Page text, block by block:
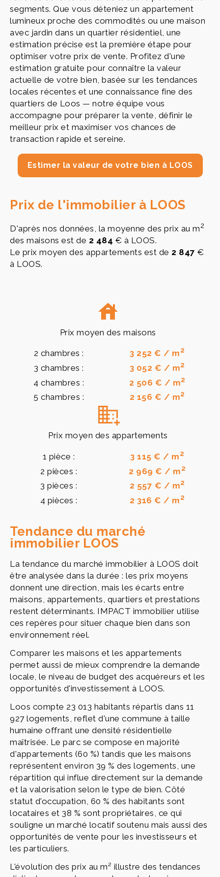
segments. Que vous déteniez un appartement
lumineux proche des commodités ou une maison
avec jardin dans un quartier résidentiel, une
estimation précise est la première étape pour
optimiser votre prix de vente. Profitez d'une
estimation gratuite pour connaître la valeur
actuelle de votre bien, basée sur les tendances
locales récentes et une connaissance fine des
quartiers de Loos — notre équipe vous
accompagne pour préparer la vente, définir le
meilleur prix et maximiser vos chances de
transaction rapide et sereine.
Estimer la valeur de votre bien à LOOS
Prix de l'immobilier à LOOS
D'après nos données, la moyenne des prix au m2
des maisons est de 2 484 € à LOOS.
Le prix moyen des appartements est de 2 847 €
à LOOS.
Prix moyen des maisons
2 chambres : 3 252 € / m2
3 chambres : 3 052 € / m2
4 chambres : 2 506 € / m2
5 chambres : 2 156 € / m2
Prix moyen des appartements
1 pièce : 3 115 € / m2
2 pièces : 2 969 € / m2
3 pièces : 2 557 € / m2
4 pièces : 2 316 € / m2
Tendance du marché
immobilier LOOS
La tendance du marché immobilier à LOOS doit
être analysée dans la durée : les prix moyens
donnent une direction, mais les écarts entre
maisons, appartements, quartiers et prestations
restent déterminants. IMPACT immobilier utilise
ces repères pour situer chaque bien dans son
environnement réel.
Comparer les maisons et les appartements
permet aussi de mieux comprendre la demande
locale, le niveau de budget des acquéreurs et les
opportunités d'investissement à LOOS.
Loos compte 23 013 habitants répartis dans 11
927 logements, reflet d'une commune à taille
humaine offrant une densité résidentielle
maîtrisée. Le parc se compose en majorité
d'appartements (60 %) tandis que les maisons
représentent environ 39 % des logements, une
répartition qui influe directement sur la demande
et la valorisation selon le type de bien. Côté
statut d'occupation, 60 % des habitants sont
locataires et 38 % sont propriétaires, ce qui
souligne un marché locatif soutenu mais aussi des
opportunités de vente pour les investisseurs et
les particuliers.
L'évolution des prix au m² illustre des tendances